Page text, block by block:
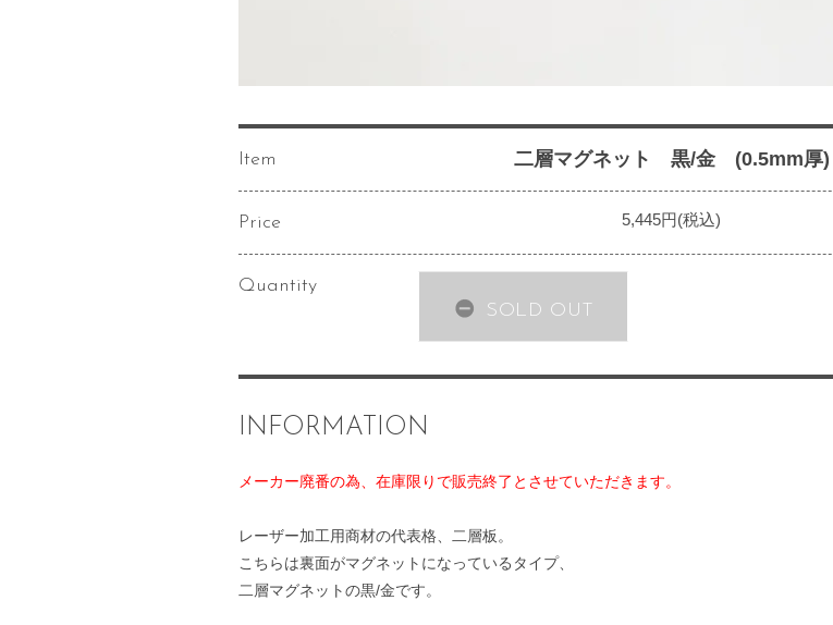
Item 二層マグネット 黒/金 (0.5mm厚)
Price 5,445円(税込)
Quantity
SOLD OUT
INFORMATION
メーカー廃番の為、在庫限りで販売終了とさせていただきます。
レーザー加工用商材の代表格、二層板。
こちらは裏面がマグネットになっているタイプ、
二層マグネットの黒/金です。